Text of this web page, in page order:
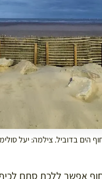
הים בדוביל. צילמה: יעל
אפשר ללכת סתם